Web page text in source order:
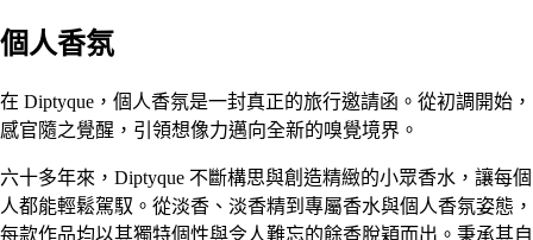
個人香氛
在 Diptyque，個人香氛是一封真正的旅行邀請函。從初調開始，
感官隨之覺醒，引領想像力邁向全新的嗅覺境界。
六十多年來，Diptyque 不斷構思與創造精緻的小眾香水，讓每個
人都能輕鬆駕馭。從淡香、淡香精到專屬香水與個人香氛姿態，
每款作品均以其獨特個性與令人難忘的餘香脫穎而出。秉承其自